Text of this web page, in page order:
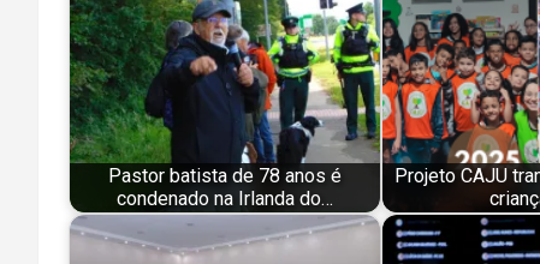
Pastor batista de 78 anos é
condenado na Irlanda do…
Projeto CAJU